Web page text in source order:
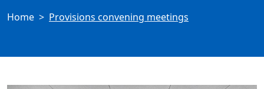
Home Provisions convening meetings